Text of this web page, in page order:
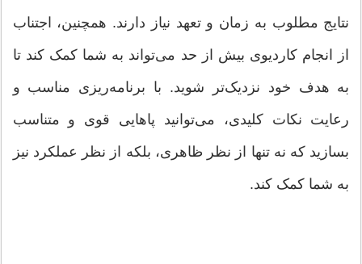
نتایج مطلوب به زمان و تعهد نیاز دارند. همچنین، اجتناب
از انجام کاردیوی بیش از حد می‌تواند به شما کمک کند تا
به هدف خود نزدیک‌تر شوید. با برنامه‌ریزی مناسب و
رعایت نکات کلیدی، می‌توانید پاهایی قوی و متناسب
بسازید که نه تنها از نظر ظاهری، بلکه از نظر عملکرد نیز
به شما کمک کند.